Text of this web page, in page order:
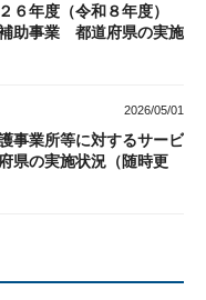
６年度（令和８年度）
助事業 都道府県の実施
2026/05/01
事業所等に対するサービ
県の実施状況（随時更